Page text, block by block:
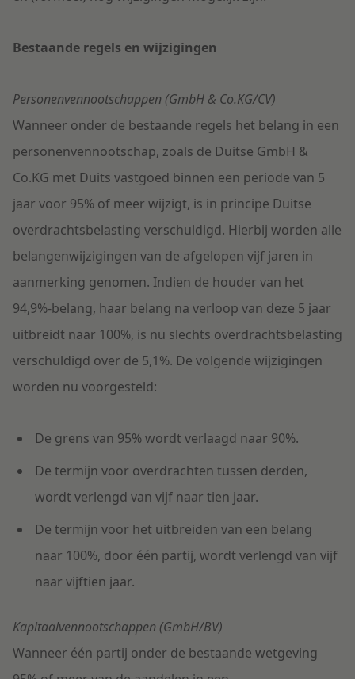
Bestaande regels en wijzigingen
Personenvennootschappen (GmbH & Co.KG/CV)
Wanneer onder de bestaande regels het belang in een
personenvennootschap, zoals de Duitse GmbH &
Co.KG met Duits vastgoed binnen een periode van 5
jaar voor 95% of meer wijzigt, is in principe Duitse
overdrachtsbelasting verschuldigd. Hierbij worden alle
belangenwijzigingen van de afgelopen vijf jaren in
aanmerking genomen. Indien de houder van het
94,9%-belang, haar belang na verloop van deze 5 jaar
uitbreidt naar 100%, is nu slechts overdrachtsbelasting
verschuldigd over de 5,1%. De volgende wijzigingen
worden nu voorgesteld:
De grens van 95% wordt verlaagd naar 90%.
De termijn voor overdrachten tussen derden,
wordt verlengd van vijf naar tien jaar.
De termijn voor het uitbreiden van een belang
naar 100%, door één partij, wordt verlengd van vijf
naar vijftien jaar.
Kapitaalvennootschappen (GmbH/BV)
Wanneer één partij onder de bestaande wetgeving